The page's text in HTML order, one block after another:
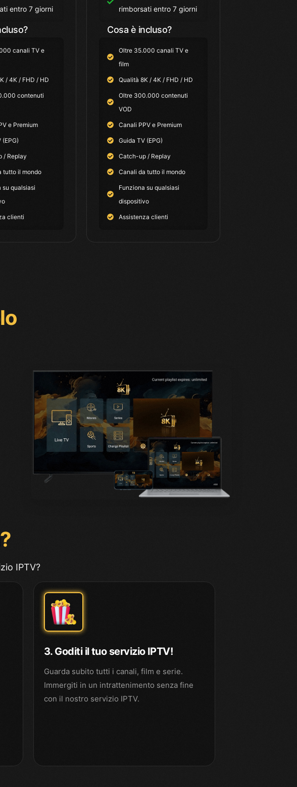
entro 7 giorni
canali TV e
/ 4K / FHD / HD
contenuti
e Premium
(EPG)
/ Replay
tutto il mondo
su qualsiasi
clienti
rimborsati entro 7 giorni
Cosa è incluso?
Oltre 35.000 canali TV e
film
Qualità 8K / 4K / FHD / HD
Oltre 300.000 contenuti
VOD
Canali PPV e Premium
Guida TV (EPG)
Catch-up / Replay
Canali da tutto il mondo
Funziona su qualsiasi
dispositivo
Assistenza clienti
IPTV?
3. Goditi il tuo servizio IPTV!
Guarda subito tutti i canali, film e serie.
Immergiti in un intrattenimento senza fine
con il nostro servizio IPTV.